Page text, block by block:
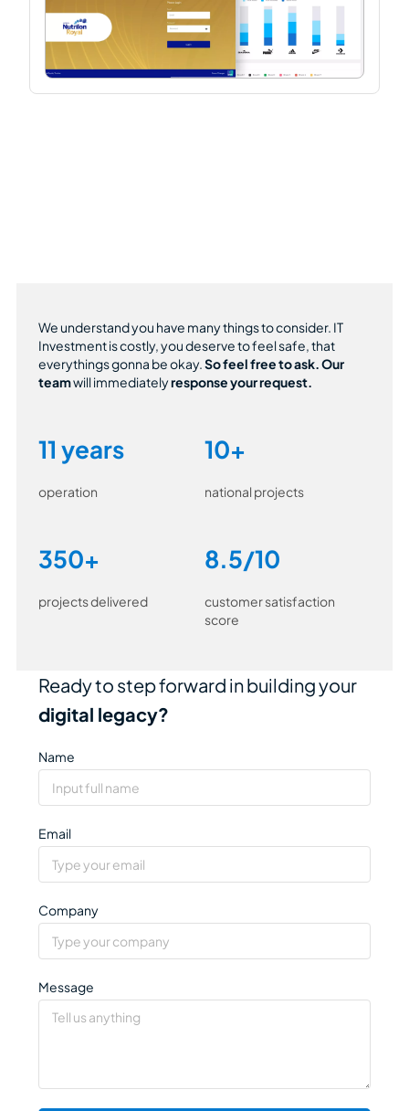
Ready to step forward in building your
digital legacy?
Name
Email
Company
Message
We understand you have many things to consider. IT
Investment is costly, you deserve to feel safe, that
everythings gonna be okay. So feel free to ask. Our
teamwill immediatelyresponse your request.
11 years
operation
10+
national projects
350+
projects delivered
8.5/10
customer satisfaction
score